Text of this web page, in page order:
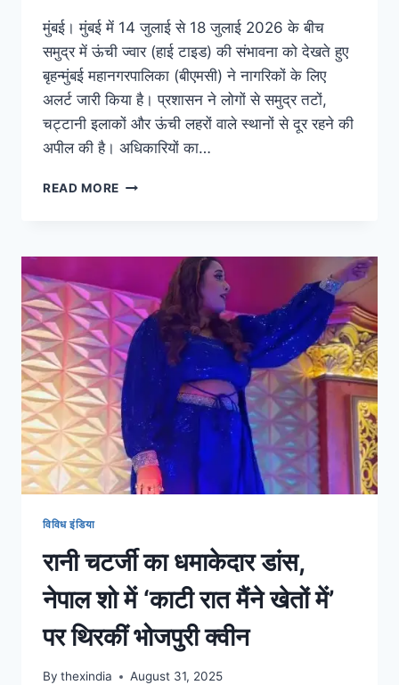
मुंबई। मुंबई में 14 जुलाई से 18 जुलाई 2026 के बीच
समुद्र में ऊंची ज्वार (हाई टाइड) की संभावना को देखते हुए
बृहन्मुंबई महानगरपालिका (बीएमसी) ने नागरिकों के लिए
अलर्ट जारी किया है। प्रशासन ने लोगों से समुद्र तटों,
चट्टानी इलाकों और ऊंची लहरों वाले स्थानों से दूर रहने की
अपील की है। अधिकारियों का…
READ MORE
विविध इंडिया
रानी चटर्जी का धमाकेदार डांस,
नेपाल शो में ‘काटी रात मैंने खेतों में’
पर थिरकीं भोजपुरी क्वीन
By thexindia August 31, 2025